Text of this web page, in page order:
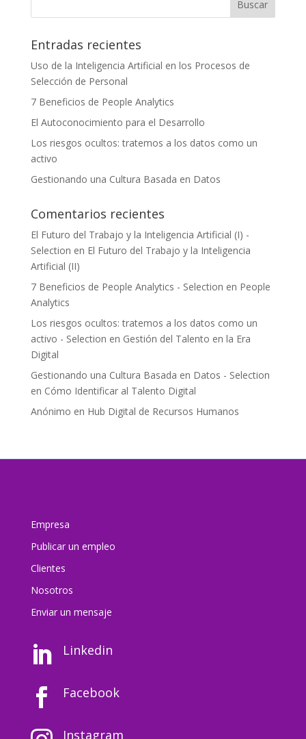
Entradas recientes
Uso de la Inteligencia Artificial en los Procesos de
Selección de Personal
7 Beneficios de People Analytics
El Autoconocimiento para el Desarrollo
Los riesgos ocultos: tratemos a los datos como un
activo
Gestionando una Cultura Basada en Datos
Comentarios recientes
El Futuro del Trabajo y la Inteligencia Artificial (I) -
Selection en El Futuro del Trabajo y la Inteligencia
Artificial (II)
7 Beneficios de People Analytics - Selection en People
Analytics
Los riesgos ocultos: tratemos a los datos como un
activo - Selection en Gestión del Talento en la Era
Digital
Gestionando una Cultura Basada en Datos - Selection
en Cómo Identificar al Talento Digital
Anónimo en Hub Digital de Recursos Humanos
Empresa
Publicar un empleo
Clientes
Nosotros
Enviar un mensaje
 Linkedin
 Facebook
Instagram